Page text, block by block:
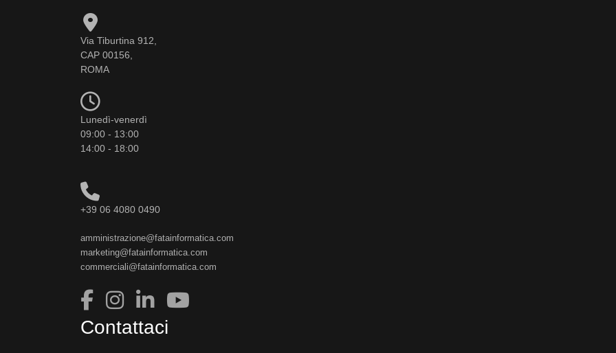
Via Tiburtina 912,
CAP 00156,
ROMA
Lunedì-venerdì
09:00 - 13:00
14:00 - 18:00
+39 06 4080 0490
amministrazione@fatainformatica.com
marketing@fatainformatica.com
commerciali@fatainformatica.com
Contattaci